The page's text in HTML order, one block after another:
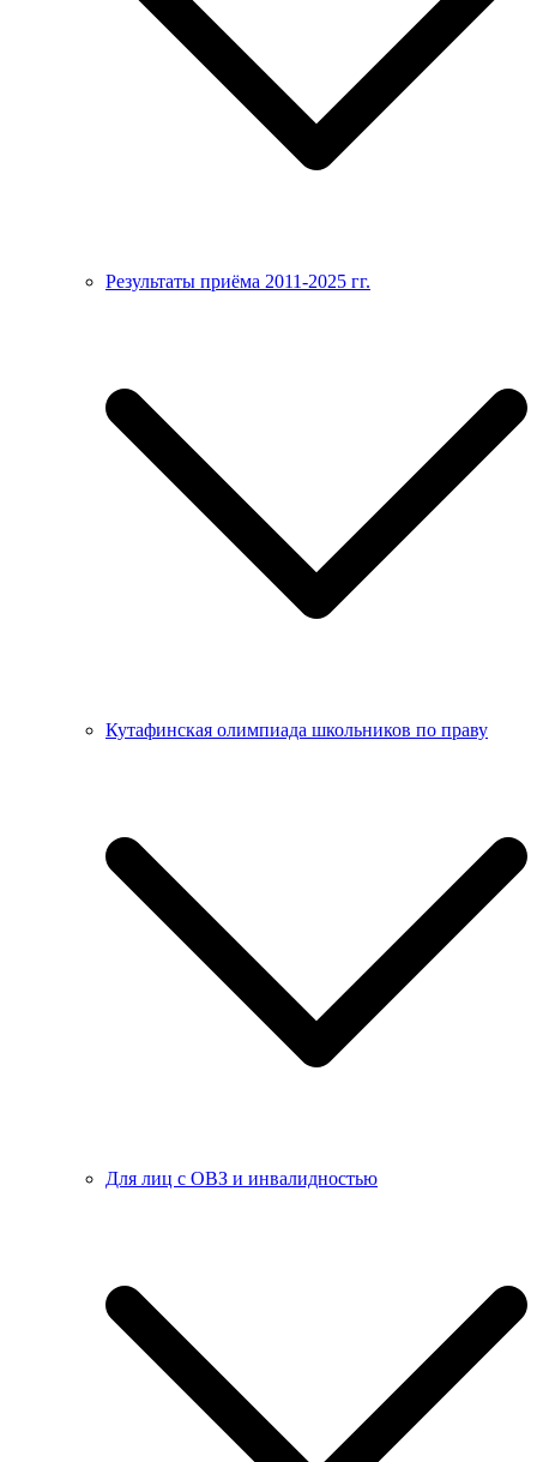
Результаты приёма 2011-2025 гг.
Кутафинская олимпиада школьников по праву
Для лиц с ОВЗ и инвалидностью